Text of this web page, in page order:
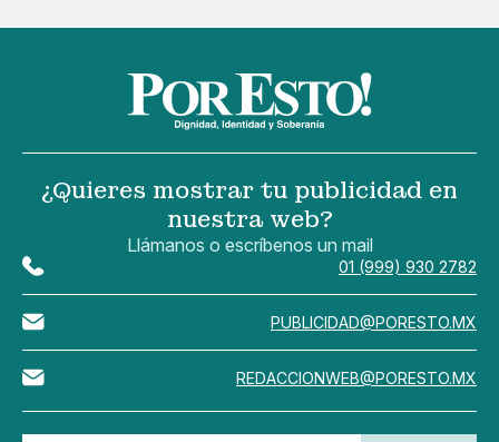
¿Quieres mostrar tu publicidad en
nuestra web?
Llámanos o escríbenos un mail
01 (999) 930 2782
PUBLICIDAD@PORESTO.MX
REDACCIONWEB@PORESTO.MX